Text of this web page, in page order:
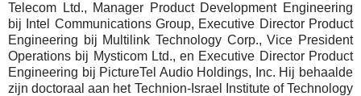
Telecom Ltd., Manager Product Development Engineering
bij Intel Communications Group, Executive Director Product
Engineering bij Multilink Technology Corp., Vice President
Operations bij Mysticom Ltd., en Executive Director Product
Engineering bij PictureTel Audio Holdings, Inc. Hij behaalde
zijn doctoraal aan het Technion-Israel Institute of Technology